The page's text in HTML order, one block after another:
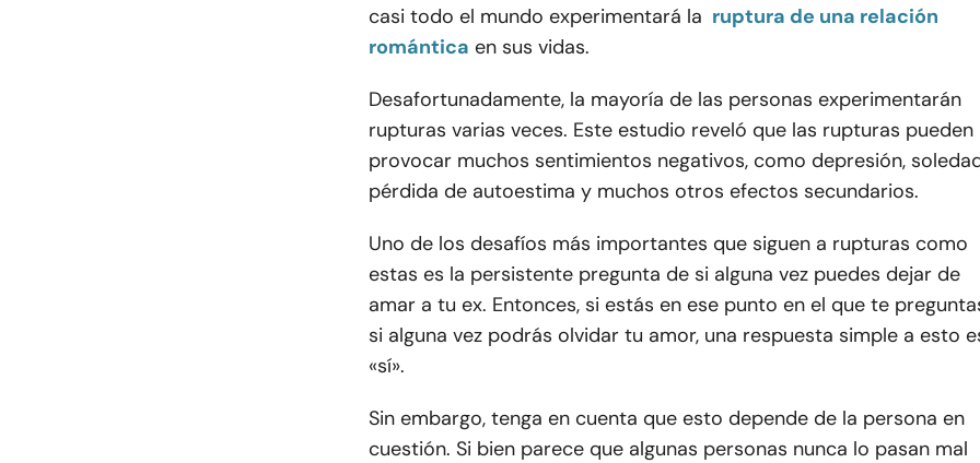
casi todo el mundo experimentará la ruptura de una relación
romántica en sus vidas.
Desafortunadamente, la mayoría de las personas experimentarán
rupturas varias veces. Este estudio reveló que las rupturas pueden
provocar muchos sentimientos negativos, como depresión,
pérdida de autoestima y muchos otros efectos secundarios.
Uno de los desafíos más importantes que siguen a rupturas como
estas es la persistente pregunta de si alguna vez puedes dejar de
amar a tu ex. Entonces, si estás en ese punto en el que te
si alguna vez podrás olvidar tu amor, una respuesta simple a esto
«sí».
Sin embargo, tenga en cuenta que esto depende de la persona en
cuestión. Si bien parece que algunas personas nunca lo pasan mal